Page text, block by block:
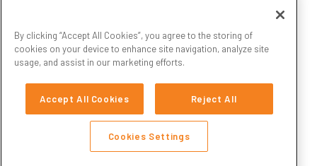
By clicking “Accept All Cookies”, you agree to the storing of
cookies on your device to enhance site navigation, analyze site
usage, and assist in our marketing efforts.
Accept All Cookies Reject All
Cookies Settings